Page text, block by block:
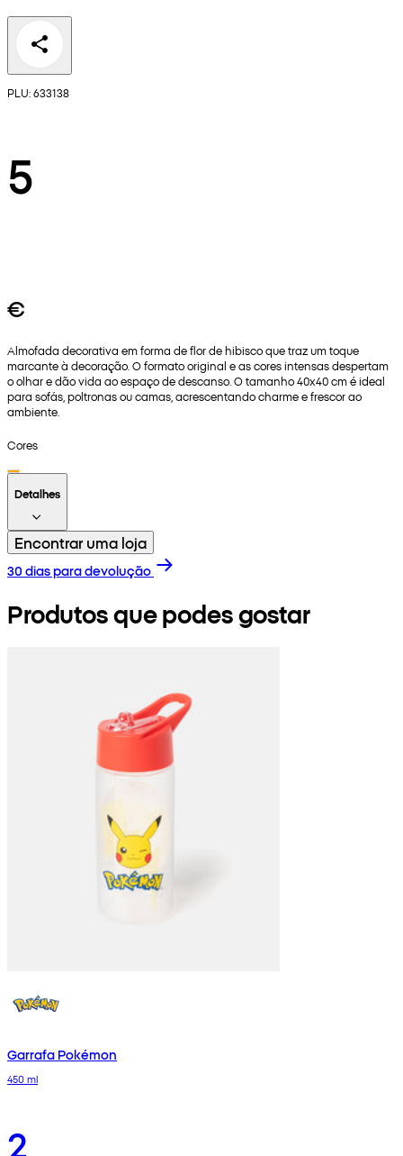
PLU: 633138
5
€
Almofada decorativa em forma de flor de hibisco que traz um toque
marcante à decoração. O formato original e as cores intensas despertam
o olhar e dão vida ao espaço de descanso. O tamanho 40x40 cm é ideal
para sofás, poltronas ou camas, acrescentando charme e frescor ao
ambiente.
Cores
Detalhes
Encontrar uma loja
30 dias para devolução
Produtos que podes gostar
Garrafa Pokémon
450 ml
2